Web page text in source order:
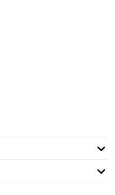
per i comandi sia per la facilità di